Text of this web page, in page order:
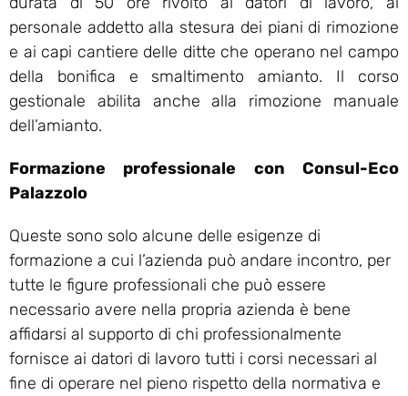
personale addetto alla stesura dei piani di rimozione
e ai capi cantiere delle ditte che operano nel campo
della bonifica e smaltimento amianto. Il corso
gestionale abilita anche alla rimozione manuale
dell’amianto.
Formazione professionale con Consul-Eco
Palazzolo
Queste sono solo alcune delle esigenze di
formazione a cui l’azienda può andare incontro, per
tutte le figure professionali che può essere
necessario avere nella propria azienda è bene
affidarsi al supporto di chi professionalmente
fornisce ai datori di lavoro tutti i corsi necessari al
fine di operare nel pieno rispetto della normativa e